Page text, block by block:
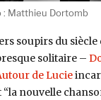
: Matthieu Dortomb
soupirs du
solitaire –
de Lucie
nouvelle